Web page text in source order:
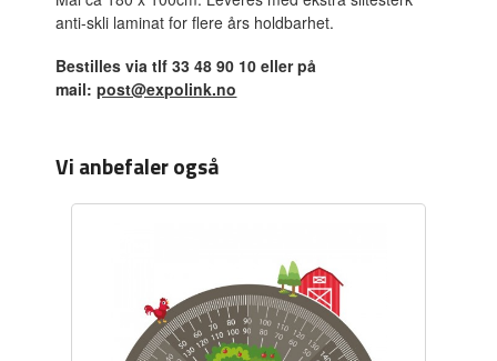
anti-skli laminat for flere års holdbarhet.
Bestilles via tlf 33 48 90 10 eller på
mail:post@expolink.no
Vi anbefaler også